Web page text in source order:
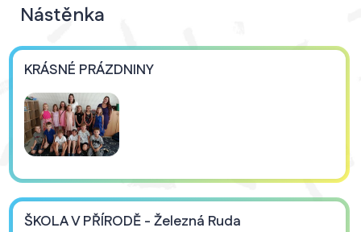
Nástěnka
KRÁSNÉ PRÁZDNINY
ŠKOLA V PŘÍRODĚ - Železná Ruda